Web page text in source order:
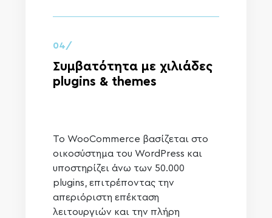
04/
Συμβατότητα με χιλιάδες
plugins & themes
Το WooCommerce βασίζεται στο
οικοσύστημα του WordPress και
υποστηρίζει άνω των 50.000
plugins, επιτρέποντας την
απεριόριστη επέκταση
λειτουργιών και την πλήρη